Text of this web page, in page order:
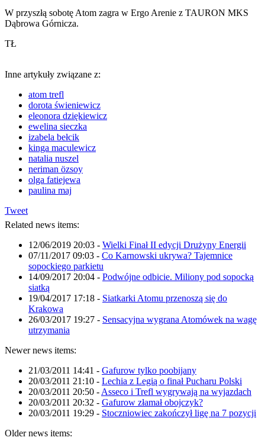
W przyszłą sobotę Atom zagra w Ergo Arenie z TAURON MKS
Dąbrowa Górnicza.
TŁ
Inne artykuły związane z:
atom trefl
dorota świeniewicz
eleonora dziękiewicz
ewelina sieczka
izabela bełcik
kinga maculewicz
natalia nuszel
neriman özsoy
olga fatiejewa
paulina maj
Tweet
Related news items:
12/06/2019 20:03 - Wielki Finał II edycji Drużyny Energii
07/11/2017 09:03 - Co Karnowski ukrywa? Tajemnice
sopockiego parkietu
14/09/2017 20:04 - Podwójne odbicie. Miliony pod sopocką
siatką
19/04/2017 17:18 - Siatkarki Atomu przenoszą się do
Krakowa
26/03/2017 19:27 - Sensacyjna wygrana Atomówek na wagę
utrzymania
Newer news items:
21/03/2011 14:41 - Gafurow tylko poobijany
20/03/2011 21:10 - Lechia z Legią o finał Pucharu Polski
20/03/2011 20:50 - Asseco i Trefl wygrywają na wyjazdach
20/03/2011 20:32 - Gafurow złamał obojczyk?
20/03/2011 19:29 - Stoczniowiec zakończył ligę na 7 pozycji
Older news items: